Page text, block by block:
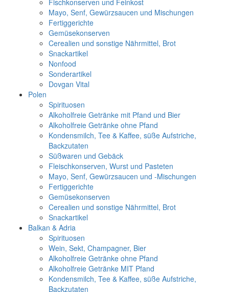
Fischkonserven und Feinkost
Mayo, Senf, Gewürzsaucen und Mischungen
Fertiggerichte
Gemüsekonserven
Cerealien und sonstige Nährmittel, Brot
Snackartikel
Nonfood
Sonderartikel
Dovgan Vital
Polen
Spirituosen
Alkoholfreie Getränke mit Pfand und Bier
Alkoholfreie Getränke ohne Pfand
Kondensmilch, Tee & Kaffee, süße Aufstriche,
Backzutaten
Süßwaren und Gebäck
Fleischkonserven, Wurst und Pasteten
Mayo, Senf, Gewürzsaucen und -Mischungen
Fertiggerichte
Gemüsekonserven
Cerealien und sonstige Nährmittel, Brot
Snackartikel
Balkan & Adria
Spirituosen
Wein, Sekt, Champagner, Bier
Alkoholfreie Getränke ohne Pfand
Alkoholfreie Getränke MIT Pfand
Kondensmilch, Tee & Kaffee, süße Aufstriche,
Backzutaten